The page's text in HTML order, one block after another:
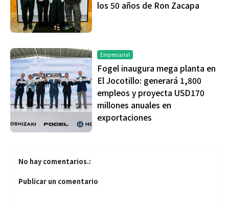
los 50 años de Ron Zacapa
Empresarial
Fogel inaugura mega planta en
El Jocotillo: generará 1,800
empleos y proyecta USD170
millones anuales en
exportaciones
No hay comentarios.:
Publicar un comentario